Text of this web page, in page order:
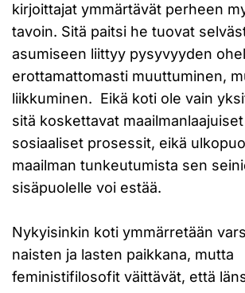
kirjoittajat ymmärtävät perheen
tavoin. Sitä paitsi he tuovat
asumiseen liittyy pysyvyyden
erottamattomasti muuttuminen,
liikkuminen. Eikä koti ole vain
sitä koskettavat
sosiaaliset prosessit, eikä
maailman tunkeutumista sen
sisäpuolelle voi estää.
Nykyisinkin koti ymmärretään
naisten ja lasten paikkana, mutta
feministifilosofit väittävät, että